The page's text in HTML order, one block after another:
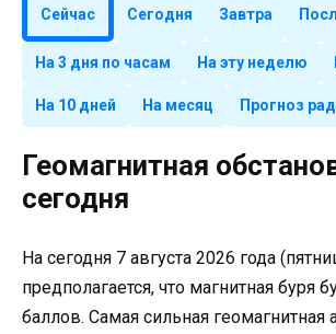
Сейчас Сегодня Завтра
На 3 дня по часам На эту неделю
На 10 дней На месяц Прогноз
Геомагнитная
сегодня
На сегодня 7 августа 2026 года
предполагается, что магнитная буря
баллов. Самая сильная геомагнитная